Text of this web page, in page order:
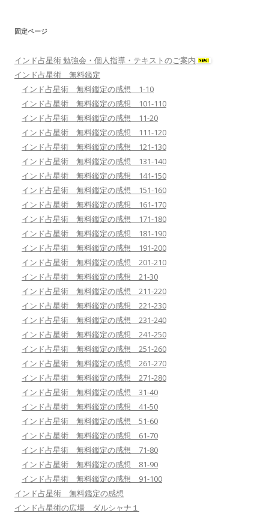
固定ページ
インド占星術 勉強会・個人指導・テキストのご案内
インド占星術 無料鑑定
インド占星術 無料鑑定の感想 1-10
インド占星術 無料鑑定の感想 101-110
インド占星術 無料鑑定の感想 11-20
インド占星術 無料鑑定の感想 111-120
インド占星術 無料鑑定の感想 121-130
インド占星術 無料鑑定の感想 131-140
インド占星術 無料鑑定の感想 141-150
インド占星術 無料鑑定の感想 151-160
インド占星術 無料鑑定の感想 161-170
インド占星術 無料鑑定の感想 171-180
インド占星術 無料鑑定の感想 181-190
インド占星術 無料鑑定の感想 191-200
インド占星術 無料鑑定の感想 201-210
インド占星術 無料鑑定の感想 21-30
インド占星術 無料鑑定の感想 211-220
インド占星術 無料鑑定の感想 221-230
インド占星術 無料鑑定の感想 231-240
インド占星術 無料鑑定の感想 241-250
インド占星術 無料鑑定の感想 251-260
インド占星術 無料鑑定の感想 261-270
インド占星術 無料鑑定の感想 271-280
インド占星術 無料鑑定の感想 31-40
インド占星術 無料鑑定の感想 41-50
インド占星術 無料鑑定の感想 51-60
インド占星術 無料鑑定の感想 61-70
インド占星術 無料鑑定の感想 71-80
インド占星術 無料鑑定の感想 81-90
インド占星術 無料鑑定の感想 91-100
インド占星術 無料鑑定の感想
インド占星術の広場 ダルシャナ１